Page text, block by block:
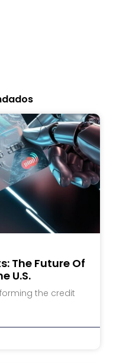
The Future Of
U.S.
the credit